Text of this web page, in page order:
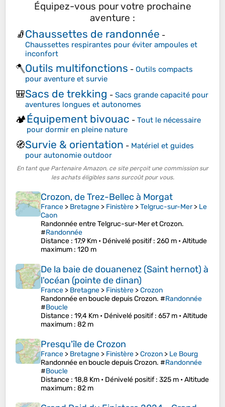
Équipez-vous pour votre prochaine
aventure :
🧦Chaussettes de randonnée -
Chaussettes respirantes pour éviter ampoules et
inconfort
🪓Outils multifonctions - Outils compacts
pour aventure et survie
🎒Sacs de trekking - Sacs grande capacité pour
aventures longues et autonomes
🏕️Équipement bivouac - Tout le nécessaire
pour dormir en pleine nature
🧭Survie & orientation - Matériel et guides
pour autonomie outdoor
En tant que Partenaire Amazon, ce site perçoit une commission sur
les achats éligibles sans surcoût pour vous.
Crozon, de Trez-Bellec à Morgat
France > Bretagne > Finistère >Telgruc-sur-Mer> Le
Caon
Randonnée entre Telgruc-sur-Mer et Crozon.
#Randonnée
Distance : 17,9 Km • Dénivelé positif: 260 m •Altitude
maximum : 120 m
De la baie de douanenez (Saint hernot) à
l'océan (pointe de dinan)
France > Bretagne > Finistère >Crozon
Randonnée en boucle depuis Crozon. #Randonnée
#Boucle
Distance : 19,4 Km • Dénivelé positif: 657 m •Altitude
maximum : 82 m
Presqu'île de Crozon
France > Bretagne > Finistère >Crozon > Le Bourg
Randonnée en boucle depuis Crozon. #Randonnée
#Boucle
Distance : 18,8 Km • Dénivelé positif: 325 m •Altitude
maximum : 82 m